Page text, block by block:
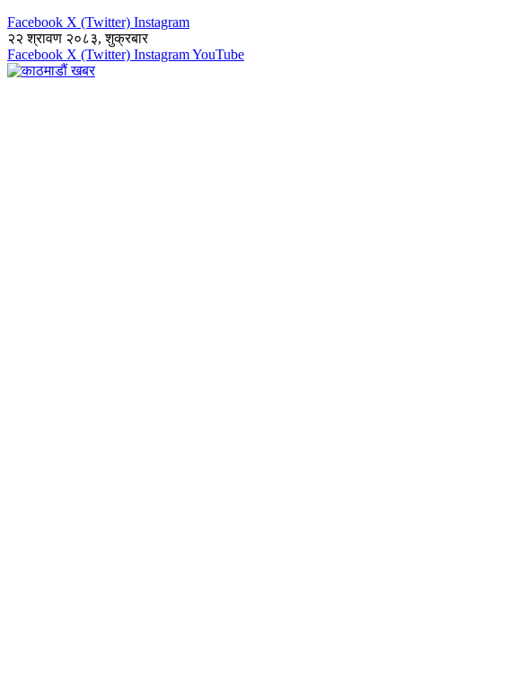
Facebook X (Twitter) Instagram
२२ श्रावण २०८३, शुक्रबार
Facebook X (Twitter) InstagramYouTube